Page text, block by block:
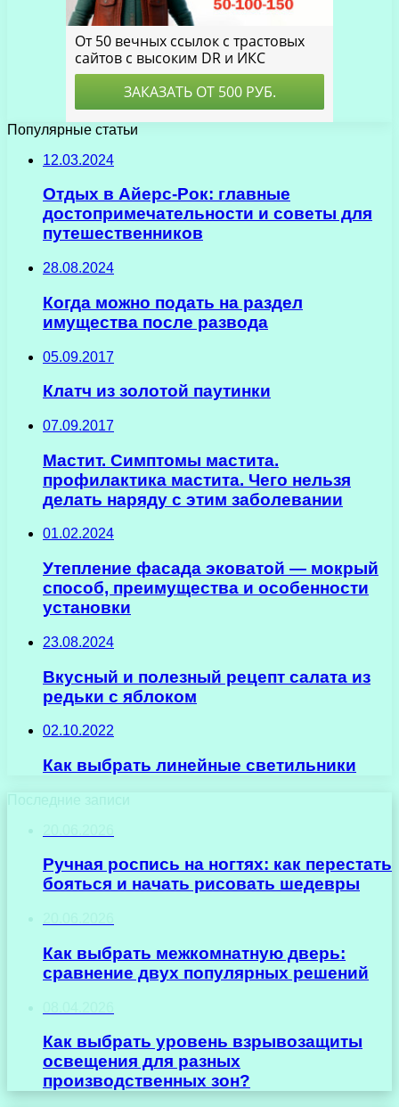
Популярные статьи
12.03.2024
Отдых в Айерс-Рок: главные
достопримечательности и советы для
путешественников
28.08.2024
Когда можно подать на раздел
имущества после развода
05.09.2017
Клатч из золотой паутинки
07.09.2017
Мастит. Симптомы мастита.
профилактика мастита. Чего нельзя
делать наряду с этим заболевании
01.02.2024
Утепление фасада эковатой — мокрый
способ, преимущества и особенности
установки
23.08.2024
Вкусный и полезный рецепт салата из
редьки с яблоком
02.10.2022
Как выбрать линейные светильники
Последние записи
Ручная роспись на ногтях: как перестать
бояться и начать рисовать шедевры
Как выбрать межкомнатную дверь:
сравнение двух популярных решений
Как выбрать уровень взрывозащиты
освещения для разных
производственных зон?